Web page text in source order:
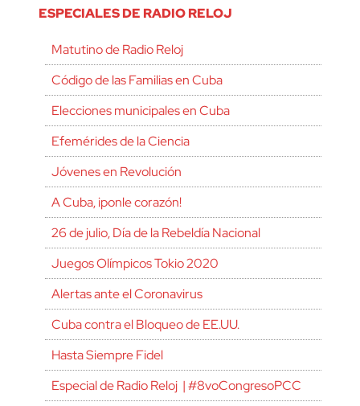
ESPECIALES DE RADIO RELOJ
Matutino de Radio Reloj
Código de las Familias en Cuba
Elecciones municipales en Cuba
Efemérides de la Ciencia
Jóvenes en Revolución
A Cuba, ¡ponle corazón!
26 de julio, Día de la Rebeldía Nacional
Juegos Olímpicos Tokio 2020
Alertas ante el Coronavirus
Cuba contra el Bloqueo de EE.UU.
Hasta Siempre Fidel
Especial de Radio Reloj | #8voCongresoPCC